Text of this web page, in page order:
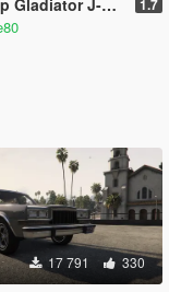
On / Replace | Extras | Tuning | LODS] 1.7
17 791 330